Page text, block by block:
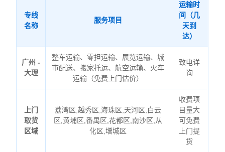
专线
名称
服务项目
运输时
间（几
天到
达）
广州 -
大理
整车运输、零担运输、展览运输、城
市配送、搬家托运、航空运输、火车
运输（免费上门估价）
致电详
询
上门
取货
区域
荔湾区,越秀区,海珠区,天河区,白云
区,黄埔区,番禺区,花都区,南沙区,从
化区,增城区
收费项
目量大
可免费
上门提
货